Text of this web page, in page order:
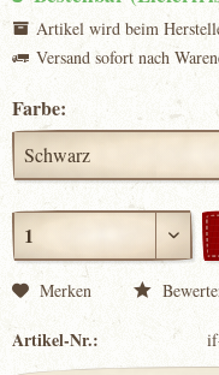
Artikel wird beim
Versand sofort nach
Farbe:
Merken
Artikel-Nr.: